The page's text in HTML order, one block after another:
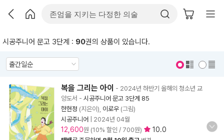
시공주니어 문고 3단계 : 90권의 상품이 있습니다.
복을 그리는 아이 - 2024년 하반기 올해의 청소년 교
양도서 - 시공주니어 문고 3단계 85
한현정 (지은이), 이로우 (그림)
시공주니어
2024년 04월
12,600원 (10% 할인 / 700원) 10.0